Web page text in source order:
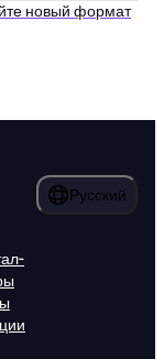
новый формат
Русский